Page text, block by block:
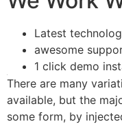
There are many
majority have
Total design
We Work